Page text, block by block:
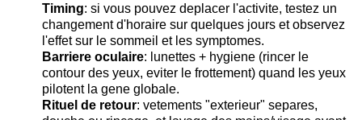
Timing: si vous pouvez deplacer l'activite, testez un
changement d'horaire sur quelques jours et observez
l'effet sur le sommeil et les symptomes.
Barriere oculaire: lunettes + hygiene (rincer le
contour des yeux, eviter le frottement) quand les yeux
pilotent la gene globale.
Rituel de retour: vetements "exterieur" separes,